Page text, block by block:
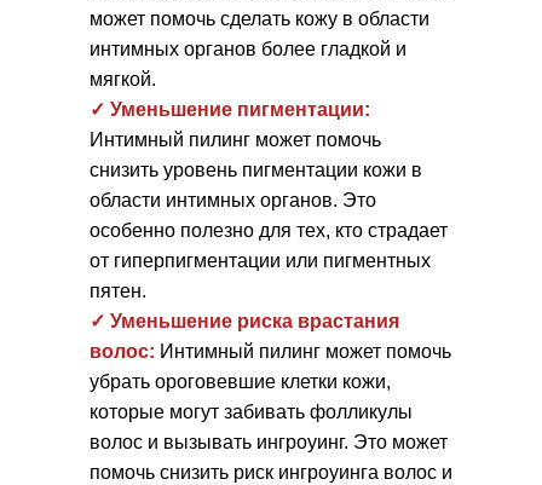
может помочь сделать кожу в области
интимных органов более гладкой и
мягкой.
✓ Уменьшение пигментации:
Интимный пилинг может помочь
снизить уровень пигментации кожи в
области интимных органов. Это
особенно полезно для тех, кто страдает
от гиперпигментации или пигментных
пятен.
✓ Уменьшение риска врастания
волос: Интимный пилинг может помочь
убрать ороговевшие клетки кожи,
которые могут забивать фолликулы
волос и вызывать ингроуинг. Это может
помочь снизить риск ингроуинга волос и